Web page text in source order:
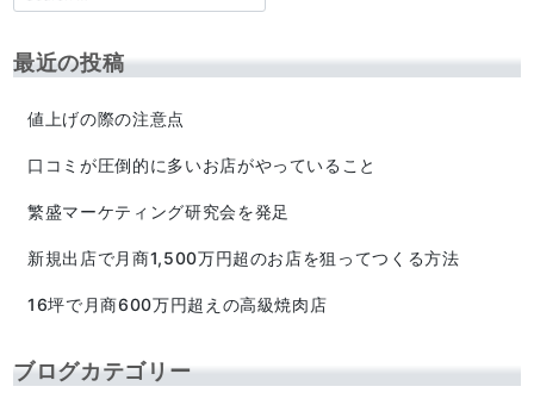
最近の投稿
値上げの際の注意点
口コミが圧倒的に多いお店がやっていること
繁盛マーケティング研究会を発足
新規出店で月商1,500万円超のお店を狙ってつくる方法
16坪で月商600万円超えの高級焼肉店
ブログカテゴリー